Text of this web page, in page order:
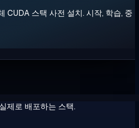
CUDA 스택 사전 설치. 시작, 학습, 중
제로 배포하는 스택.